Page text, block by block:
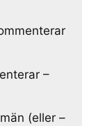
–
(eller –